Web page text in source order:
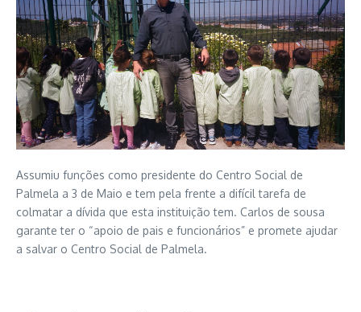
Assumiu funções como presidente do Centro Social de
Palmela a 3 de Maio e tem pela frente a difícil tarefa de
colmatar a dívida que esta instituição tem. Carlos de sousa
garante ter o “apoio de pais e funcionários” e promete ajudar
a salvar o Centro Social de Palmela.